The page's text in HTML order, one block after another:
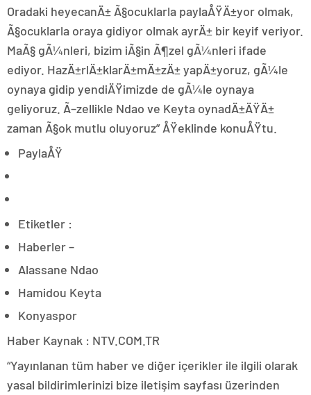
Oradaki heyecanÄ± Ã§ocuklarla paylaÅŸÄ±yor olmak,
Ã§ocuklarla oraya gidiyor olmak ayrÄ± bir keyif veriyor.
MaÃ§ gÃ¼nleri, bizim iÃ§in Ã¶zel gÃ¼nleri ifade
ediyor. HazÄ±rlÄ±klarÄ±mÄ±zÄ± yapÄ±yoruz, gÃ¼le
oynaya gidip yendiÄŸimizde de gÃ¼le oynaya
geliyoruz. Ã–zellikle Ndao ve Keyta oynadÄ±ÄŸÄ±
zaman Ã§ok mutlu oluyoruz” ÅŸeklinde konuÅŸtu.
PaylaÅŸ
Etiketler :
Haberler –
Alassane Ndao
Hamidou Keyta
Konyaspor
Haber Kaynak : NTV.COM.TR
“Yayınlanan tüm haber ve diğer içerikler ile ilgili olarak
yasal bildirimlerinizi bize iletişim sayfası üzerinden